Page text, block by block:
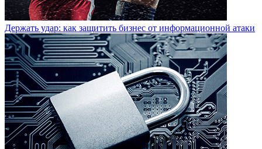
Держать удар: как защитить бизнес от информационной атаки